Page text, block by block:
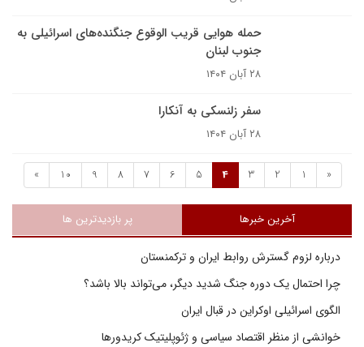
حمله هوایی قریب الوقوع جنگنده‌های اسرائیلی به
جنوب لبنان
۲۸ آبان ۱۴۰۴
سفر زلنسکی به آنکارا
۲۸ آبان ۱۴۰۴
«
1
2
3
4
5
6
7
8
9
10
»
آخرین خبرها پر بازدیدترین ها
درباره لزوم گسترش روابط ایران و ترکمنستان
چرا احتمال یک دوره جنگ شدید دیگر، می‌تواند بالا باشد؟
الگوی اسرائیلی اوکراین در قبال ایران
خوانشی از منظر اقتصاد سیاسی و ژئوپلیتیک کریدورها